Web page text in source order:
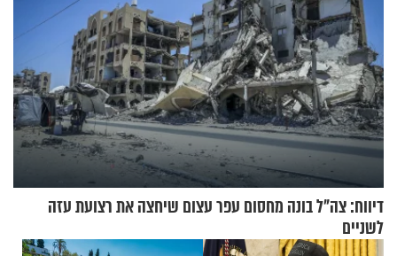
דיווח: צה"ל בונה מחסום עפר עצום שיחצה את רצועת עזה
לשניים